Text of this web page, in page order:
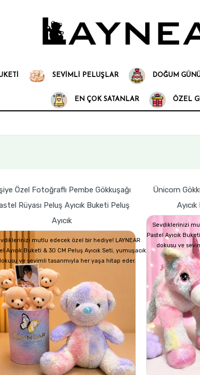
SEVIMLI PELUŞLAR DOĞUM
EN ÇOK SATANLAR ÖZEL
Özel Fotoğraflı Pembe Gökkuşağı
Rüyası Peluş Ayıcık Buketi Peluş
Ayıcık
mutlu edecek özel bir hediye! LAYNEAR
Ayıcık Buketi & 30 CM Peluş Ayıcık Seti, yumuşacık
ve sevimli tasarımıyla her yaşa hitap eder.
Ünicorn
Sevdiklerinizi
Pastel Ayıcık
dokusu ve